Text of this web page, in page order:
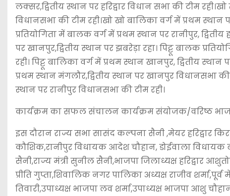
लक्सर,द्वितीय स्थान पर हरिद्वार विधान सभा की टीम
विधानसभा की टीम रही।खो खो बालिका वर्ग में प्रथम स्थान
प्रतियोगिता में बालक वर्ग में प्रथम स्थान पर रानीपुर,
पर खानपुर,द्वितीय स्थान पर झबरेड़ा रहा। पिट्टू बालक
रही। पिट्टू बालिका वर्ग में प्रथम स्थान खानपुर, द्वितीय
प्रथम स्थान मंगलौर,द्वितीय स्थान पर खानपुर विधानसभा की
स्थान पर रानीपुर विधानसभा की टीम रही।
कार्यक्रम का सफल संचालन कार्यक्रम संयोजक/वरिष्ठ
इस दौरान राज्य सभा सासंद कल्पना सैनी ,मेयर हरिद्वार
कौशिक,रानीपुर विधायक आदेश चौहान, डोईवाला विधायक
सैनी,राज्य मंत्री सुनील सैनी,भाजपा जिलाध्यक्ष हरिद्वार
प्रीति गुप्ता,शिवालिक नगर पालिका अध्यक्ष राजीव
तिवारी,उपाध्यक्ष भाजपा लव शर्मा,उपाध्यक्ष भाजपा आशु